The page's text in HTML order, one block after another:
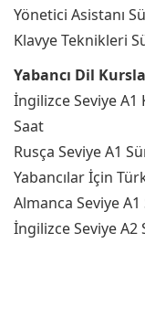
Yönetici Asistanı
Klavye Teknikleri
Yabancı Dil
İngilizce Seviye
Saat
Rusça Seviye A1
Yabancılar İçin
Almanca Seviye
İngilizce Seviye A2